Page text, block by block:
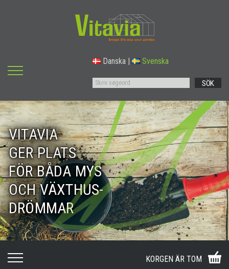
Danska Svenska
SÖK
VITAVIA
GER PLATS
FÖR BÅDA MYS
OCH VÄXTHUS-
DRÖMMAR
KORGEN ÄR TOM